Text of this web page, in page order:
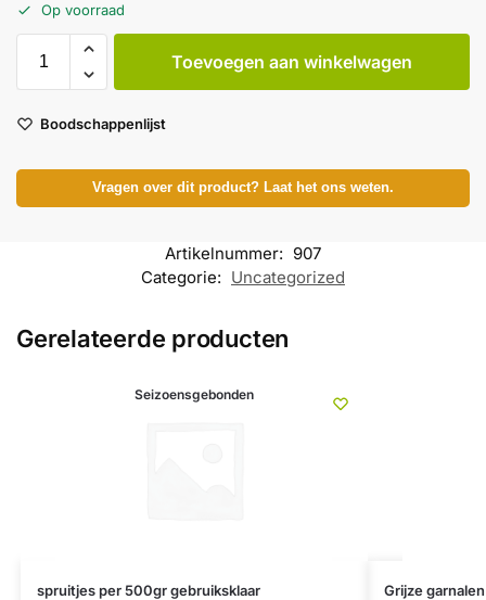
Op voorraad
Toevoegen aan winkelwagen
Boodschappenlijst
Vragen over dit product? Laat het ons weten.
Artikelnummer: 907
Categorie: Uncategorized
Gerelateerde producten
Seizoensgebonden
spruitjes per 500gr gebruiksklaar Grijze